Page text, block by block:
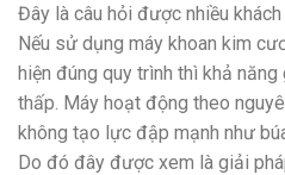
Đây là câu hỏi được nhiều khách
Nếu sử dụng máy khoan kim
hiện đúng quy trình thì khả
thấp. Máy hoạt động theo
không tạo lực đập mạnh như
Do đó đây được xem là giải